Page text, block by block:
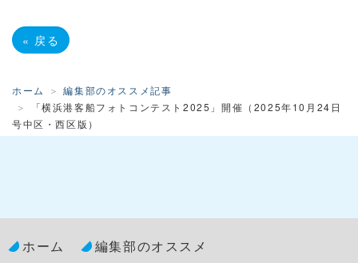
« 戻る
ホーム
編集部のオススメ記事
「横浜港客船フォトコンテスト2025」開催（2025年10月24日
号中区・西区版）
ホーム
編集部のオススメ